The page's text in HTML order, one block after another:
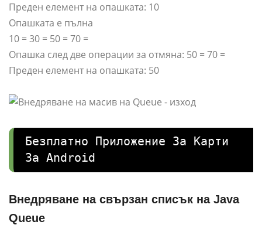
Преден елемент на опашката: 10
Опашката е пълна
10 = 30 = 50 = 70 =
Опашка след две операции за отмяна: 50 = 70 =
Преден елемент на опашката: 50
Безплатно Приложение За Карти
За Android
Внедряване на свързан списък на Java
Queue